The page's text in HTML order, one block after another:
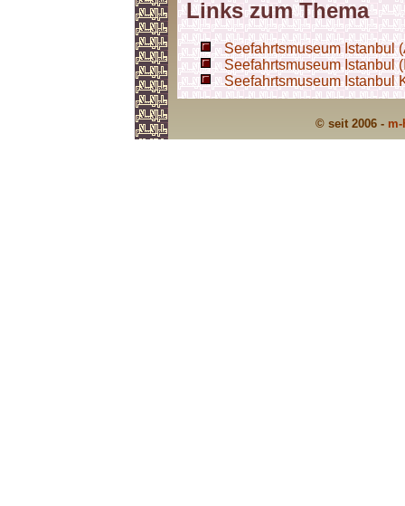
Links zum Thema
Seefahrtsmuseum Istanbul
Seefahrtsmuseum Istanbul
Seefahrtsmuseum Istanbul
© seit 2006 -